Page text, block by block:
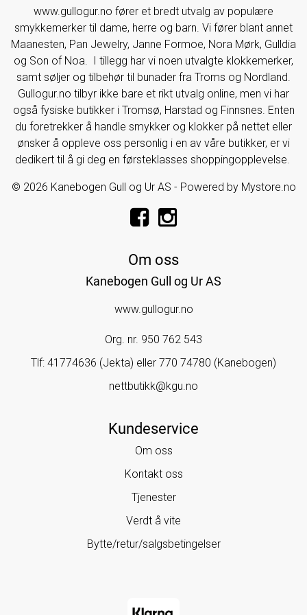
www.gullogur.no fører et bredt utvalg av populære
smykkemerker til dame, herre og barn. Vi fører blant annet
Maanesten, Pan Jewelry, Janne Formoe, Nora Mørk, Gulldia
og Son of Noa. I tillegg har vi noen utvalgte klokkemerker,
samt søljer og tilbehør til bunader fra Troms og Nordland.
Gullogur.no tilbyr ikke bare et rikt utvalg online, men vi har
også fysiske butikker i Tromsø, Harstad og Finnsnes. Enten
du foretrekker å handle smykker og klokker på nettet eller
ønsker å oppleve oss personlig i en av våre butikker, er vi
dedikert til å gi deg en førsteklasses shoppingopplevelse.
© 2026 Kanebogen Gull og Ur AS - Powered by Mystore.no
Om oss
Kanebogen Gull og Ur AS
www.gullogur.no
Org. nr. 950 762 543
Tlf: 41774636 (Jekta) eller 770 74780 (Kanebogen)
nettbutikk@kgu.no
Kundeservice
Om oss
Kontakt oss
Tjenester
Verdt å vite
Bytte/retur/salgsbetingelser